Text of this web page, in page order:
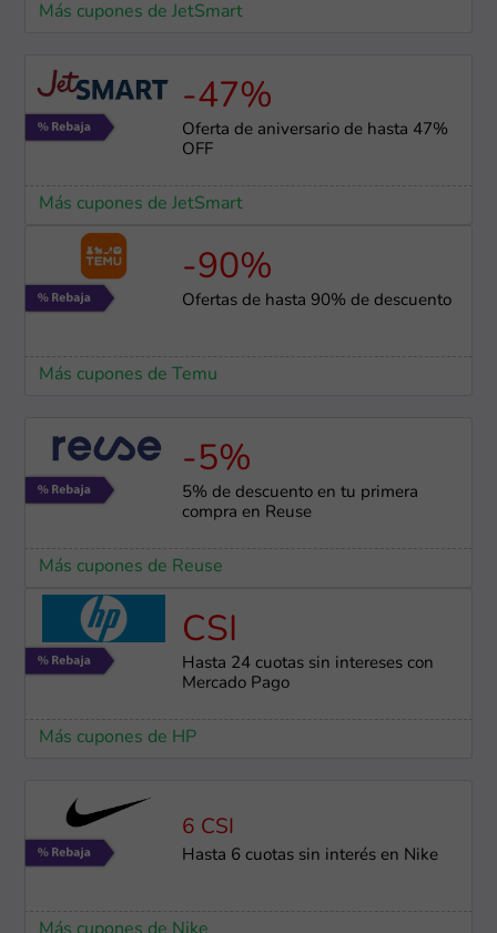
Más cupones de JetSmart
-47%
Oferta de aniversario de hasta 47%
OFF
Más cupones de JetSmart
-90%
Ofertas de hasta 90% de descuento
Más cupones de Temu
-5%
5% de descuento en tu primera
compra en Reuse
Más cupones de Reuse
CSI
Hasta 24 cuotas sin intereses con
Mercado Pago
Más cupones de HP
6 CSI
Hasta 6 cuotas sin interés en Nike